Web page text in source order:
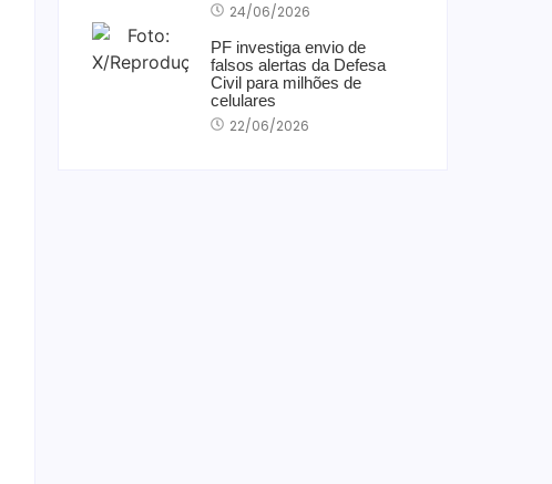
24/06/2026
PF investiga envio de
falsos alertas da Defesa
Civil para milhões de
celulares
22/06/2026